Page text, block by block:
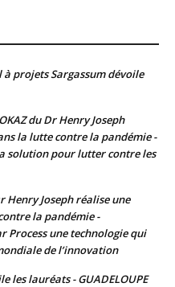
à projets Sargassum dévoile
du Dr Henry Joseph
la lutte contre la pandémie -
solution pour lutter contre les
Henry Joseph réalise une
la pandémie -
Process une technologie qui
de l’innovation
les lauréats - GUADELOUPE